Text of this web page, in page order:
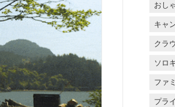
おし
キャ
クラ
ソロ
ファ
プラ